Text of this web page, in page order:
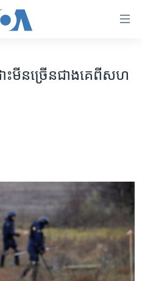
មីន​ច្រើនជាង​គេ​ពី​សហ